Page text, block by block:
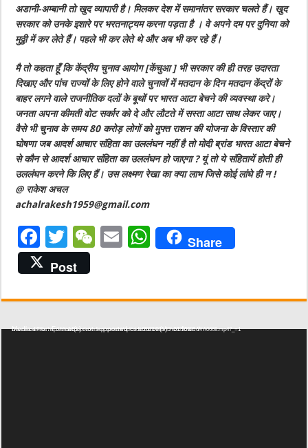
अडानी-अम्बानी तो खुद व्यापारी है। मिलकर देश में समानांतर सरकार चलते हैं। खुद
सरकार को उनके इशारे पर भरतनाट्यम करना पड़ता है । वे अपने दम पर दुनिया को
मुठ्ठी में कर लेते हैं। पहले भी कर लेते थे और अब भी कर रहे हैं।
मै तो कहता हूँ कि केंद्रीय चुनाव आयोग [केंचुआ ] भी सरकार की ही तरह उदारता
दिखाए और पांच राज्यों के लिए होने वाले चुनावों में मतदान के दिन मतदान केंद्रों के
बाहर लगने वाले राजनीतिक दलों के बूथों पर भारत आटा बेचने की व्यवस्था करे।
जनता अपना कीमती वोट सर्कार को दे और लौटते में सस्ता आटा साथ लेकर जाए।
वैसे भी चुनाव के समय 80 करोड़ लोगों को मुफ्त राशन की योजना के विस्तार की
घोषणा जब आदर्श आचार संहिता का उललंघन नहीं है तो मोदी ब्रांड भारत आटा बेचने
से कौन से आदर्श आचार संहिता का उललंघन हो जाएगा ? यूं तो ये संहितायें होती ही
उललंघन करने कि लिए हैं। उस लक्ष्मण रेखा का क्या लाभ जिसे कोई लांघे ही न !
@ राकेश अचल
achalrakesh1959@gmail.com
F
a
c
e
b
T
w
it
te
r
W
h
at
E
l
W
s
A
Share
Post
Video Player
Media error: Format(s) not supported or source(s) not found
Download File: http://shabddoot.com/wp-content/uploads/2023/09/VID-20230926-WA0668.mp4?_=1